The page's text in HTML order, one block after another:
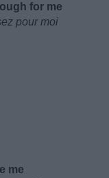
for me
pour moi
me